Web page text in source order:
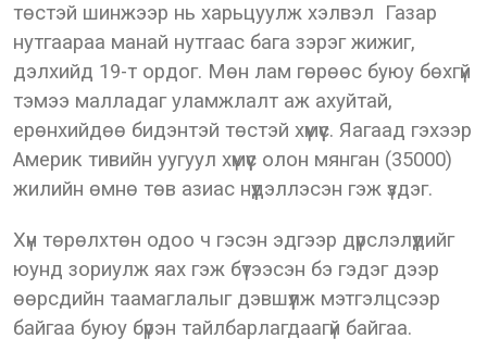
төстэй шинжээр нь харьцуулж хэлвэл Газар
нутгаараа манай нутгаас бага зэрэг жижиг,
дэлхийд 19-т ордог. Мөн лам гөрөөс буюу бөхгүй
тэмээ малладаг уламжлалт аж ахуйтай,
ерөнхийдөө бидэнтэй төстэй хүмүүс. Яагаад гэхээр
Америк тивийн уугуул хүмүүс олон мянган (35000)
жилийн өмнө төв азиас нүүдэллэсэн гэж үздэг.
Хүн төрөлхтөн одоо ч гэсэн эдгээр дүрслэлүүдийг
юунд зориулж яах гэж бүтээсэн бэ гэдэг дээр
өөрсдийн таамаглалыг дэвшүүлж мэтгэлцсээр
байгаа буюу бүрэн тайлбарлагдаагүй байгаа.